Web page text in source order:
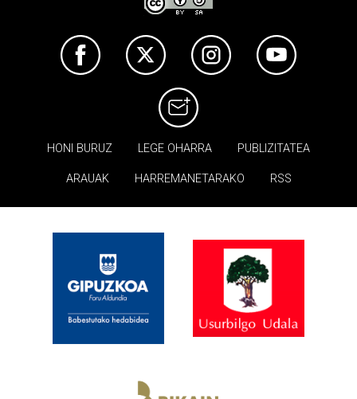
HONI BURUZ LEGE OHARRA PUBLIZITATEA
ARAUAK HARREMANETARAKO RSS